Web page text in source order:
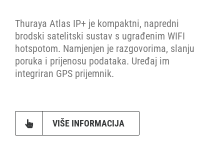
Thuraya Marinestar
Cjenik
Thuraya Atlas IP+ je kompaktni, napredni
brodski satelitski sustav s ugrađenim WIFI
hotspotom. Namjenjen je razgovorima, slanju
poruka i prijenosu podataka. Uređaj im
integriran GPS prijemnik.
VIŠE INFORMACIJA